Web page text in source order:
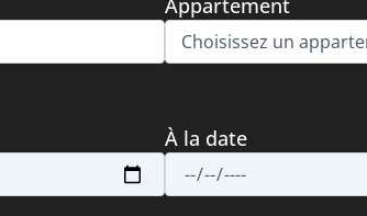
Appartement
À la date